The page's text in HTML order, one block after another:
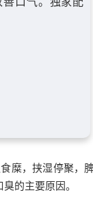
糜，挟湿停聚，
的主要原因。